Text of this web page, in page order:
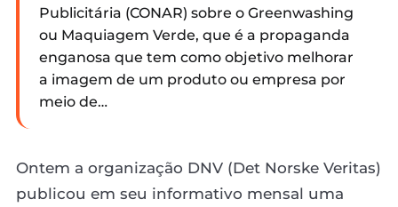
Publicitária (CONAR) sobre o Greenwashing
ou Maquiagem Verde, que é a propaganda
enganosa que tem como objetivo melhorar
a imagem de um produto ou empresa por
meio de…
Ontem a organização DNV (Det Norske Veritas)
publicou em seu informativo mensal uma